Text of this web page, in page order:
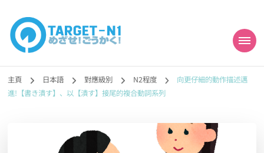
目標!!日本語能力試
N1合格
勉強コンテンツも追加予定!!】
主頁 日本語 對應級別 N2程度
向更仔細的動作描述邁
進!【書き潰す】、以【潰す】接尾的複合動詞系列